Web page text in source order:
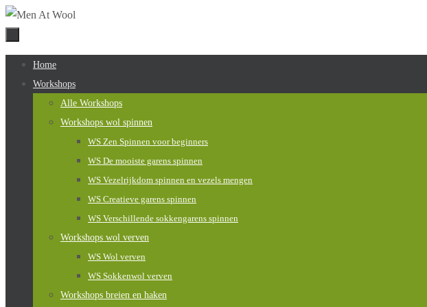
Naar
inhoud
springen
Naar
Home
Workshops
Alle Workshops
Workshops wol spinnen
WS Zen Spinnen voor beginners
WS De mooiste garens spinnen
WS Vezelrijkdom spinnen en vezels mengen
WS Creatieve garens spinnen
WS Verschillende sokkengarens spinnen
Workshops wol verven
WS Wol verven
WS Sokkenwol verven
Workshops breien en haken